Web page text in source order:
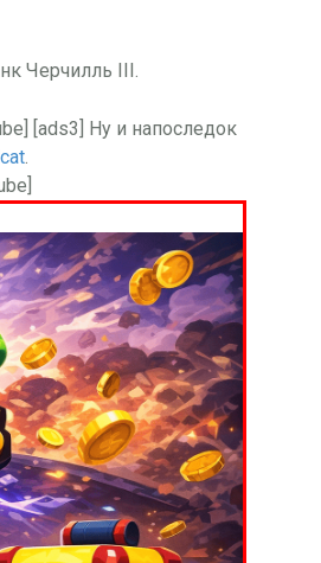
Черчилль III.
[ads3] Ну и напоследок
.